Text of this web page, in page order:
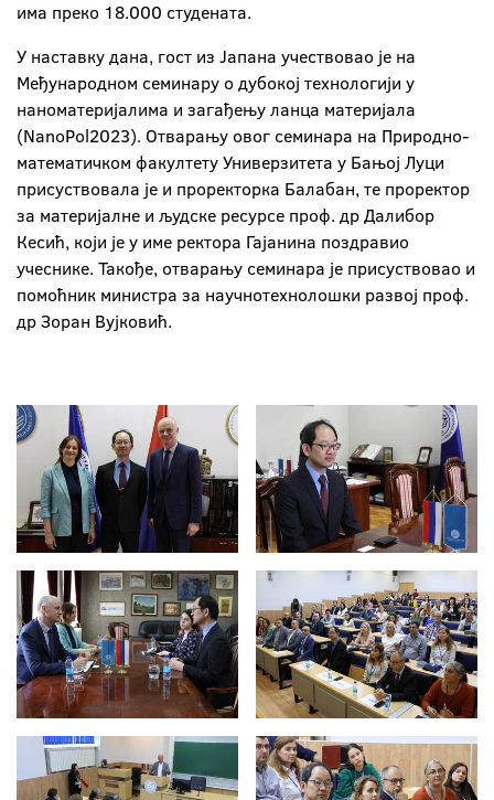
има преко 18.000 студената.
У наставку дана, гост из Јапана учествовао је на
Међународном семинару о дубокој технологији у
наноматеријалима и загађењу ланца материјала
(NanoPol2023). Отварању овог семинара на Природно-
математичком факултету Универзитета у Бањој Луци
присуствовала је и проректорка Балабан, те проректор
за материјалне и људске ресурсе проф. др Далибор
Кесић, који је у име ректора Гајанина поздравио
учеснике. Такође, отварању семинара је присуствовао и
помоћник министра за научнотехнолошки развој проф.
др Зоран Вујковић.